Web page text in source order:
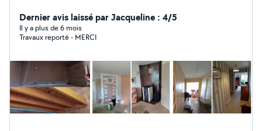
J'interviens sur travaux intérieurs et extérieurs. Creation
de terrasse bois ou gres cerame, grillage et palissades,
nettoyage haute pression, traitement des toitures.
decoration, papiers peints, petite électricité et
plomberie, sdb, etc... Je propose également le
débarras d'appartement, maison, garage, cave, bureau
etc, suivi ou non d'une prestation nettoyage et ménage
a bientôt
Dernier avis laissé par Jacqueline : 4/5
Il y a plus de 6 mois
Travaux reporté - MERCI